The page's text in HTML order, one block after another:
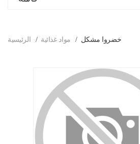
الرئيسية مواد غذائية خضروا مشكل